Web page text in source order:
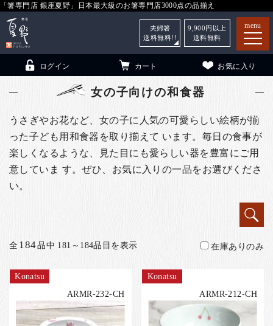
「箸専門店 銀座夏野」日本最大級のお箸専門店3000点の品揃え
menu
箸（贈答用・自宅用）
子供和食器 （贈答用・自宅用）
銀座夏野・箸長
法人・飲食店のお客様
お客様の声
お問い合わせ
ログイン カート お気に入り
夫婦箸
送料無料!!
9,900 円以上
送料無料
女の子向けの和食器
うさぎやお花など、女の子に人気の可愛らしい絵柄が揃
った子ども用和食器を取り揃えて います。毎日の食事が
楽しくなるような、見た目にも愛らしい器を豊富にご用
意していま す。ぜひ、お気に入りの一品をお選びくださ
い。
全184品中 181～184品目を表示 在庫ありのみ
Konatsu
ARMR-232-CH
Konatsu
ARMR-212-CH